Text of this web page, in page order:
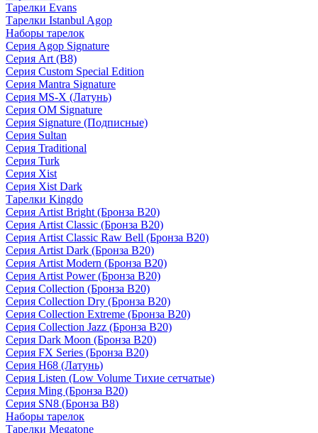
Тарелки Evans
Тарелки Istanbul Agop
Наборы тарелок
Серия Agop Signature
Серия Art (B8)
Серия Custom Special Edition
Серия Mantra Signature
Серия MS-X (Латунь)
Серия OM Signature
Серия Signature (Подписные)
Серия Sultan
Серия Traditional
Серия Turk
Серия Xist
Серия Xist Dark
Тарелки Kingdo
Серия Artist Bright (Бронза B20)
Серия Artist Classic (Бронза B20)
Серия Artist Classic Raw Bell (Бронза B20)
Серия Artist Dark (Бронза B20)
Серия Artist Modern (Бронза B20)
Серия Artist Power (Бронза B20)
Серия Collection (Бронза B20)
Серия Collection Dry (Бронза B20)
Серия Collection Extreme (Бронза B20)
Серия Collection Jazz (Бронза B20)
Серия Dark Moon (Бронза B20)
Серия FX Series (Бронза B20)
Серия H68 (Латунь)
Серия Listen (Low Volume Тихие сетчатые)
Серия Ming (Бронза B20)
Серия SN8 (Бронза B8)
Наборы тарелок
Тарелки Megatone